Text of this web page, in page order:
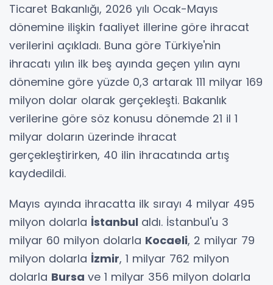
Ticaret Bakanlığı, 2026 yılı Ocak-Mayıs
dönemine ilişkin faaliyet illerine göre ihracat
verilerini açıkladı. Buna göre Türkiye'nin
ihracatı yılın ilk beş ayında geçen yılın aynı
dönemine göre yüzde 0,3 artarak 111 milyar 169
milyon dolar olarak gerçekleşti. Bakanlık
verilerine göre söz konusu dönemde 21 il 1
milyar doların üzerinde ihracat
gerçekleştirirken, 40 ilin ihracatında artış
kaydedildi.
Mayıs ayında ihracatta ilk sırayı 4 milyar 495
milyon dolarla İstanbul aldı. İstanbul'u 3
milyar 60 milyon dolarla Kocaeli, 2 milyar 79
milyon dolarla İzmir, 1 milyar 762 milyon
dolarla Bursa ve 1 milyar 356 milyon dolarla